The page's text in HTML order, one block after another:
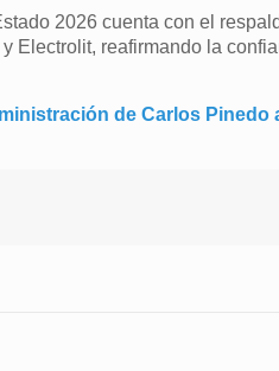
2026 cuenta con el
Electrolit, reafirmando la
de Carlos Pinedo